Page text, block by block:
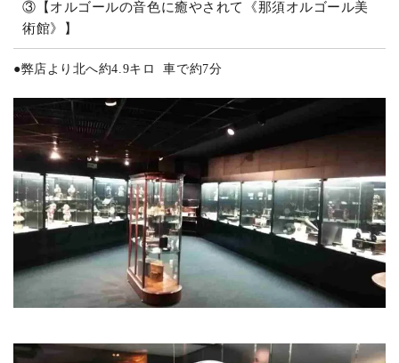
③【オルゴールの音色に癒やされて《那須オルゴール美
術館》】
●弊店より北へ約4.9キロ 車で約7分